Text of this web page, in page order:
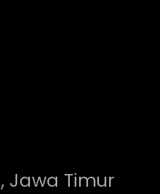
Jawa Timur